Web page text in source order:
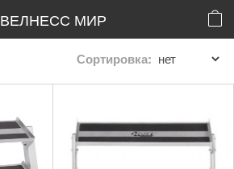
ВЕЛНЕСС МИР
Сортировка: